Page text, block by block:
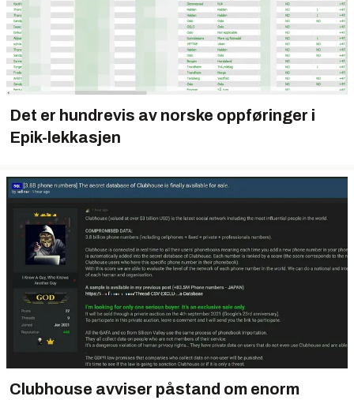
Det er hundrevis av norske oppføringer i
Epik-lekkasjen
Clubhouse avviser påstand om enorm